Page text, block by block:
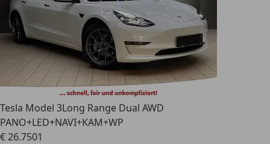
Tesla Model 3Long Range Dual AWD
PANO+LED+NAVI+KAM+WP
€ 26.7501